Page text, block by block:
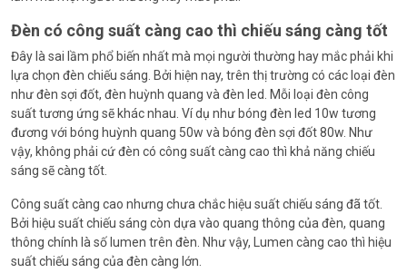
Đèn có công suất càng cao thì chiếu sáng càng tốt
Đây là sai lầm phổ biến nhất mà mọi người thường hay mắc phải khi
lựa chọn đèn chiếu sáng. Bởi hiện nay, trên thị trường có các loại đèn
như đèn sợi đốt, đèn huỳnh quang và đèn led. Mỗi loại đèn công
suất tương ứng sẽ khác nhau. Ví dụ như bóng đèn led 10w tương
đương với bóng huỳnh quang 50w và bóng đèn sợi đốt 80w. Như
vậy, không phải cứ đèn có công suất càng cao thì khả năng chiếu
sáng sẽ càng tốt.
Công suất càng cao nhưng chưa chắc hiệu suất chiếu sáng đã tốt.
Bởi hiệu suất chiếu sáng còn dựa vào quang thông của đèn, quang
thông chính là số lumen trên đèn. Như vậy, Lumen càng cao thì hiệu
suất chiếu sáng của đèn càng lớn.